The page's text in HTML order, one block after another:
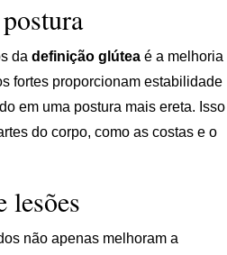
da definição glútea é a melhoria
fortes proporcionam estabilidade
em uma postura mais ereta. Isso
do corpo, como as costas e o
lesões
não apenas melhoram a